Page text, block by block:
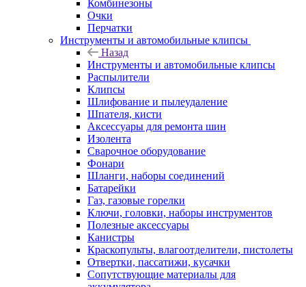
Комбинезоны
Очки
Перчатки
Инструменты и автомобильные клипсы
Назад
Инструменты и автомобильные клипсы
Распылители
Клипсы
Шлифование и пылеудаление
Шпателя, кисти
Аксессуары для ремонта шин
Изолента
Сварочное оборудование
Фонари
Шланги, наборы соединений
Батарейки
Газ, газовые горелки
Ключи, головки, наборы инструментов
Полезные аксессуары
Канистры
Краскопульты, влагоотделители, пистолеты
Отвертки, пассатижи, кусачки
Сопутствующие материалы для